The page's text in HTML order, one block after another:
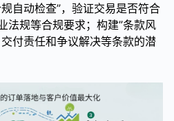
自动检查”，验证交易是否符合
法规等合规要求；构建”条款风
付责任和争议解决等条款的潜